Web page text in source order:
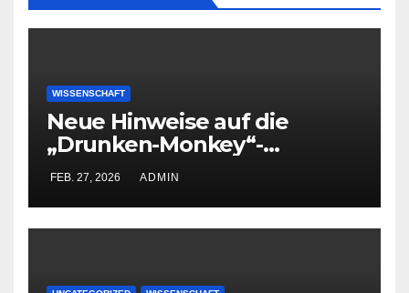
WISSENSCHAFT
Neue Hinweise auf die
„Drunken-Monkey“-
Hypothese
FEB. 27, 2026 ADMIN